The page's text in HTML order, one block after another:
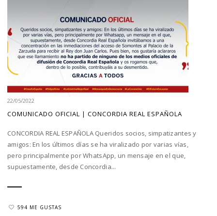
22/05/2022
COMUNICADO OFICIAL | CONCORDIA REAL ESPAÑOLA
CONCORDIA REAL ESPAÑOLA Queridos socios, simpatizantes y
amigos: En los últimos días se ha viralizado por varias vías,
pero principalmente por WhatsApp, un mensaje en el que,
supuestamente, desde Concordia...
594 ME GUSTAS